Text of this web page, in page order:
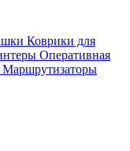
Коврики для
Оперативная
Маршрутизаторы